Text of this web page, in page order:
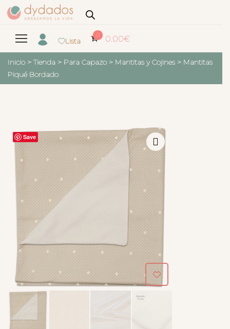
Lista
0 0.00€
Inicio > Tienda > Para Capazo > Mantitas y Cojines > Mantitas
Piqué Bordado
Save